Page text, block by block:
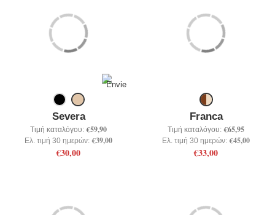
Severa
Τιμή καταλόγου: €59,90
Ελ. τιμή 30 ημερών: €39,00
€30,00
Franca
Τιμή καταλόγου: €65,95
Ελ. τιμή 30 ημερών: €45,00
€33,00